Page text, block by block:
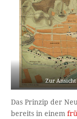
Zur
Das Prinzip der
bereits in einem